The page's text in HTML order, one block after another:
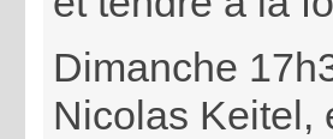
Dimanche
Nicolas Keitel,